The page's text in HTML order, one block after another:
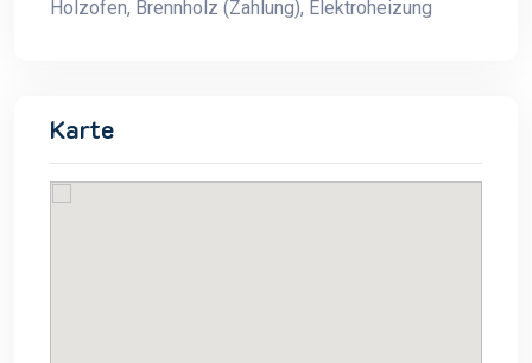
Holzofen, Brennholz (Zahlung), Elektroheizung
Karte